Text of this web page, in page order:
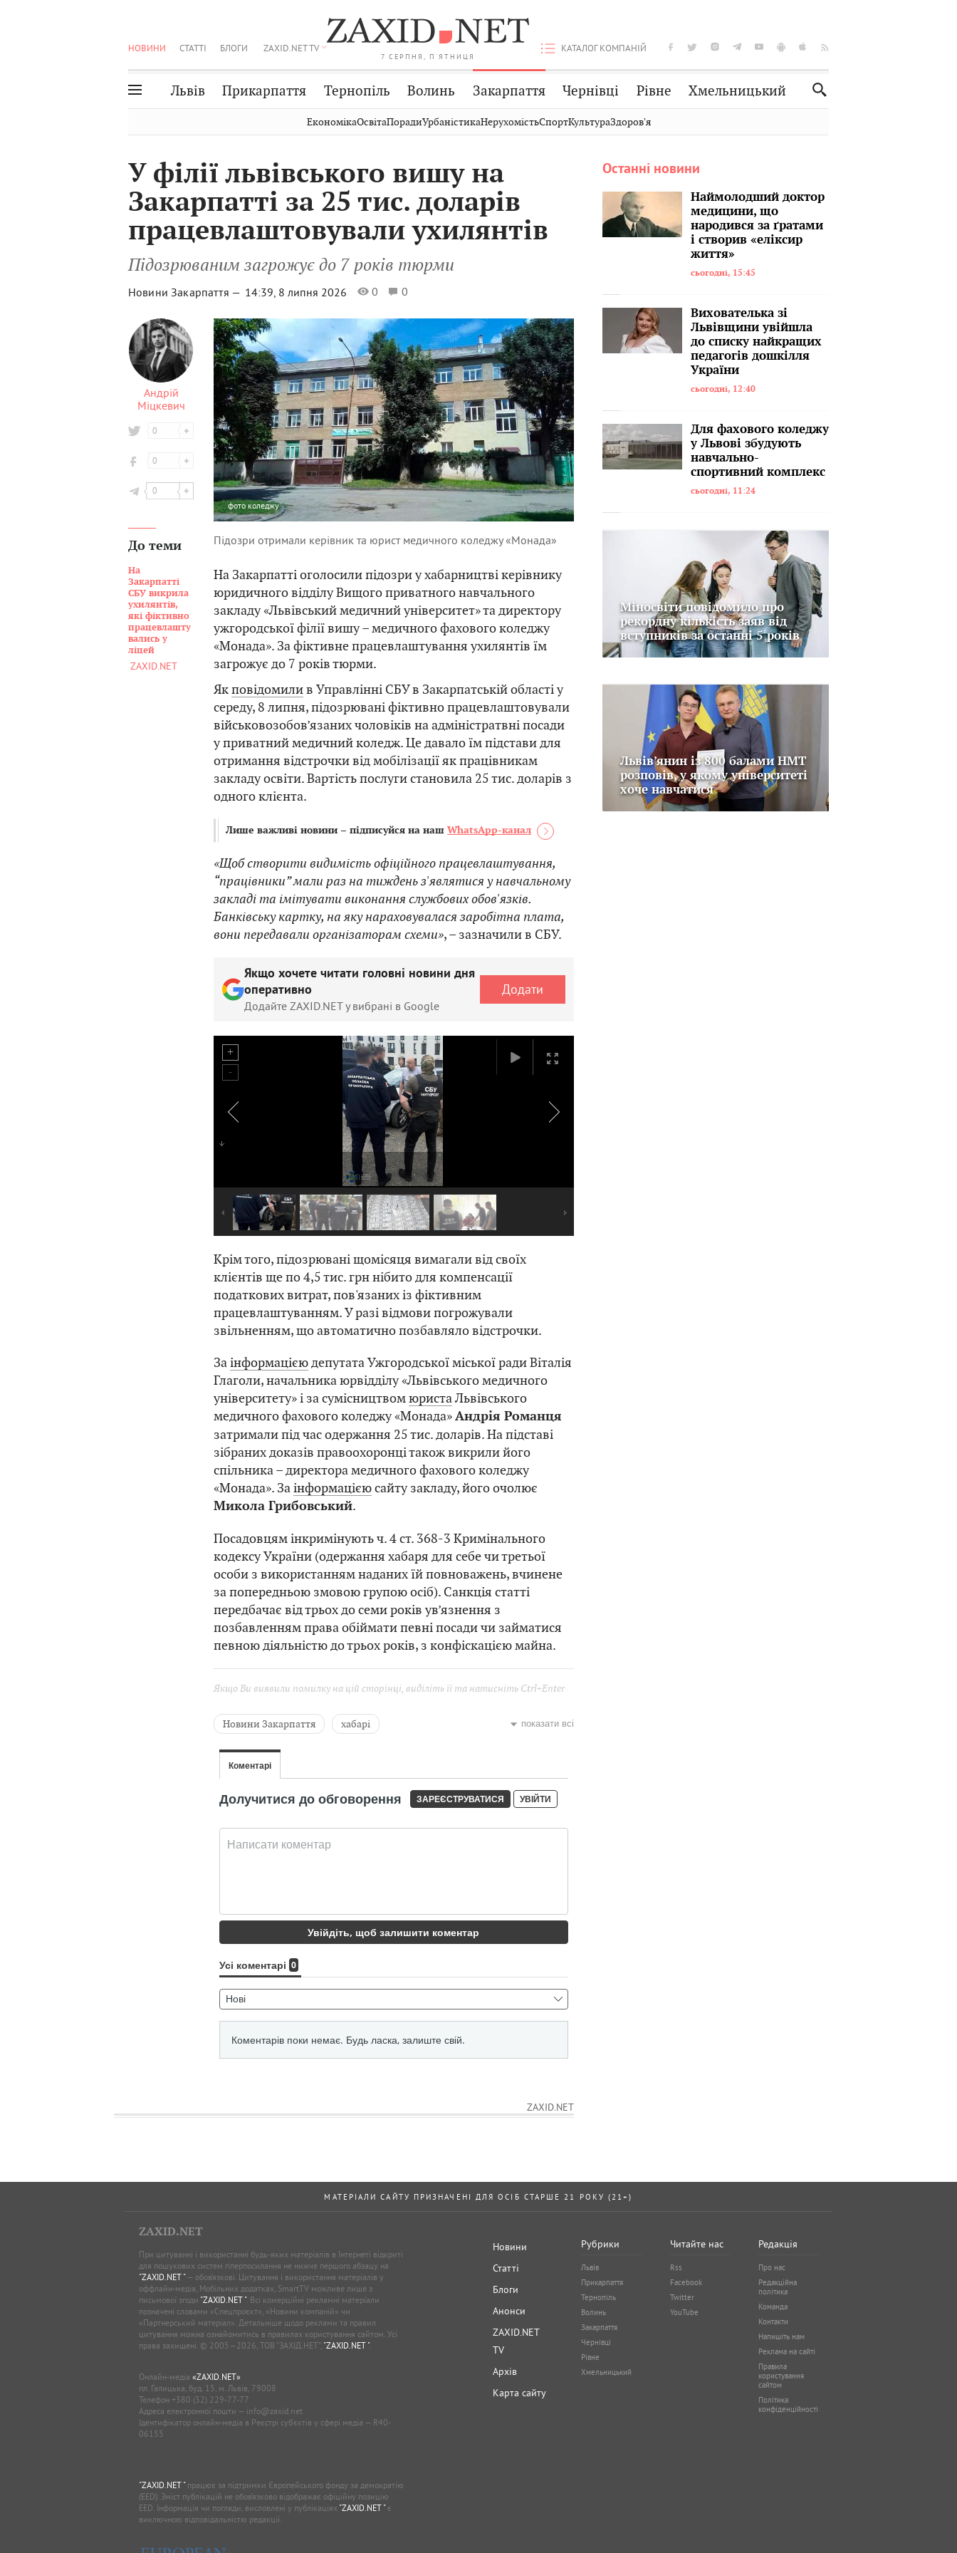
7 СЕРПНЯ, П'ЯТНИЦЯ
НОВИНИ СТАТТІ БЛОГИ ZAXID.NET TV КАТАЛОГ КОМПАНІЙ
Львів Прикарпаття Тернопіль Волинь Закарпаття Чернівці Рівне Хмельницький
Волинь
Чернівці
Шептицький
Стрий
Хмельницький
Вінниця
Публікації Авто Словко
Кіно
Спорт
Нерухомість Домашні тварини
ЕкономікаОсвітаПорадиУрбаністикаНерухомістьСпортКультураЗдоровʼя
У філії львівського вишу на
Закарпатті за 25 тис. доларів
працевлаштовували ухилянтів
Підозрюваним загрожує до 7 років тюрми
Новини Закарпаття — 14:39, 8 липня 2026 0 0
Андрій
Міцкевич
0
0
0
До теми
На
Закарпатті
СБУ викрила
ухилянтів,
які фіктивно
працевлашту
вались у
ліцей
ZAXID.NET
фотоколеджу
Підозри отримали керівник та юрист медичного коледжу «Монада»
На Закарпатті оголосили підозри у хабарництві керівнику
юридичного відділу Вищого приватного навчального
закладу «Львівський медичний університет» та директору
ужгородської філії вишу – медичного фахового коледжу
«Монада». За фіктивне працевлаштування ухилянтів їм
загрожує до 7 років тюрми.
Якповідомилив Управлінні СБУ в Закарпатській області у
середу, 8 липня, підозрювані фіктивно працевлаштовували
військовозобов’язаних чоловіків на адміністратвні посади
у приватний медичний коледж. Це давало їм підстави для
отримання відстрочки від мобілізації як працівникам
закладу освіти. Вартість послуги становила 25 тис. доларів з
одного клієнта.
Лише важливі новини – підписуйся на наш WhatsApp-канал
«Щоб створити видимість офіційного працевлаштування,
“працівники” мали раз на тиждень з'являтися у навчальному
закладі та імітувати виконання службових обов'язків.
Банківську картку, на яку нараховувалася заробітна плата,
вони передавали організаторам схеми», – зазначили в СБУ.
Якщо хочете читати головні новини дня
оперативно
Додайте ZAXID.NET у вибрані в Google
Додати
Крім того, підозрювані щомісяця вимагали від своїх
клієнтів ще по 4,5 тис. грн нібито для компенсації
податкових витрат, пов'язаних із фіктивним
працевлаштуванням. У разі відмови погрожували
звільненням, що автоматично позбавляло відстрочки.
За інформацією депутата Ужгородської міської ради Віталія
Глаголи, начальника юрвідділу «Львівського медичного
університету» і за сумісництвомюриста Львівського
медичного фахового коледжу «Монада»Андрія Романця
затримали під час одержання 25 тис. доларів. На підставі
зібраних доказів правоохоронці також викрили його
спільника – директора медичного фахового коледжу
«Монада». За інформацієюсайту закладу, його очолює
Микола Грибовський.
Посадовцям інкримінують ч. 4 ст. 368-3 Кримінального
кодексу України (одержання хабаря для себе чи третьої
особи з використанням наданих їй повноважень, вчинене
за попередньою змовою групою осіб). Санкція статті
передбачає від трьох до семи років ув’язнення з
позбавленням права обіймати певні посади чи займатися
певною діяльністю до трьох років, з конфіскацією майна.
Якщо Ви виявили помилку на цій сторінці, виділіть її та натисніть Ctrl+Enter
Новини Закарпаття хабарі
Ухилення від мобілізації
показати всі
ZAXID.NET
Останні новини
Наймолодший доктор
медицини, що
народився за ґратами
і створив «еліксир
життя»
сьогодні, 15:45
Вихователька зі
Львівщини увійшла
до списку найкращих
педагогів дошкілля
України
сьогодні, 12:40
Для фахового коледжу
у Львові збудують
навчально-
спортивний комплекс
сьогодні, 11:24
Міносвіти повідомило про
рекордну кількість заяв від
вступників за останні 5 років
Львів’янин із 800 балами НМТ
розповів, у якому університеті
хоче навчатися
МАТЕРІАЛИ САЙТУ ПРИЗНАЧЕНІ ДЛЯ ОСІБ СТАРШЕ 21 РОКУ (21+)
ZAXID.NET
При цитуванні і використанні будь-яких матеріалів в Інтернеті відкриті
для пошукових систем гіперпосилання не нижче першого абзацу на
"ZAXID.NET "— обов’язкові. Цитування і використання матеріалів у
оффлайн-медіа, Мобільних додатках, SmartTV можливе лише з
письмової згоди "ZAXID.NET ". Всі комерційні рекламні матеріали
позначені словами «Спецпроєкт», «Новини компаній» чи
«Партнерський матеріал». Детальніше щодо реклами та правил
цитування можна ознайомитись в правилах користування сайтом. Усі
права захищені. © 2005—2026, ТОВ “ЗАХІД.НЕТ”, "ZAXID.NET ".
Онлайн-медіа «ZAXID.NET»
пл. Галицька, буд. 15, м. Львів, 79008
Телефон +380 (32) 229-77-77
Адреса електронної пошти — info@zaxid.net
Ідентифікатор онлайн-медіа в Реєстрі суб'єктів у сфері медіа — R40-
06155
"ZAXID.NET "працює за підтримки Європейського фонду за демократію
(EED). Зміст публікацій не обов’язково відображає офіційну позицію
EED. Інформація чи погляди, висловлені у публікаціях "ZAXID.NET "є
виключною відповідальністю редакції.
Новини
Статті
Блоги
Анонси
ZAXID.NET
TV
Архів
Карта сайту
Рубрики
Львів
Прикарпаття
Тернопіль
Волинь
Закарпаття
Чернівці
Рівне
Хмельницький
Читайте нас
Rss
Facebook
Twitter
YouTube
Редакція
Про нас
Редакційна
політика
Команда
Контакти
Напишіть нам
Реклама на сайті
Правила
користування
сайтом
Політика
конфіденційності